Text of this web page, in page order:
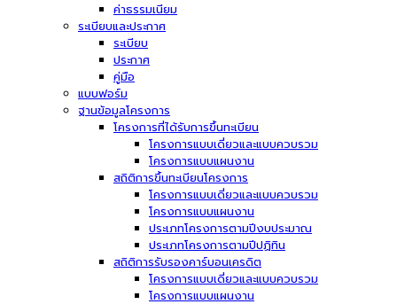
ค่าธรรมเนียม
ระเบียบและประกาศ
ระเบียบ
ประกาศ
คู่มือ
แบบฟอร์ม
ฐานข้อมูลโครงการ
โครงการที่ได้รับการขึ้นทะเบียน
โครงการแบบเดี่ยวและแบบควบรวม
โครงการแบบแผนงาน
สถิติการขึ้นทะเบียนโครงการ
โครงการแบบเดี่ยวและแบบควบรวม
โครงการแบบแผนงาน
ประเภทโครงการตามปีงบประมาณ
ประเภทโครงการตามปีปฏิทิน
สถิติการรับรองคาร์บอนเครดิต
โครงการแบบเดี่ยวและแบบควบรวม
โครงการแบบแผนงาน